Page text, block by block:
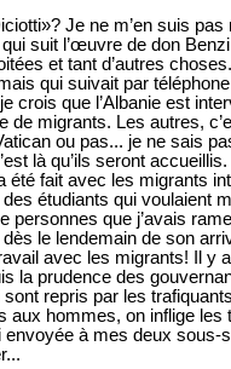
Je ne m’en suis
suit l’œuvre de don
et tant d’autres
qui suivait par
crois que l’Albanie est
de migrants. Les autres,
ou pas... je ne sais
là qu’ils seront
été fait avec les migrants
des étudiants qui voulaient
personnes que j’avais
le lendemain de son
avec les migrants! Il y
la prudence des
repris par les
aux hommes, on inflige
envoyée à mes deux